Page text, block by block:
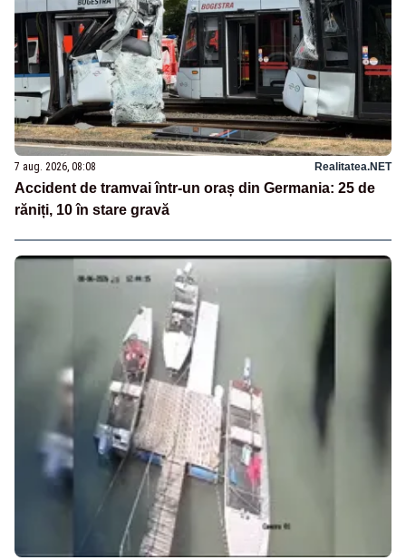
7 aug. 2026, 08:08 Realitatea.NET
Accident de tramvai într-un oraș din Germania: 25 de
răniți, 10 în stare gravă